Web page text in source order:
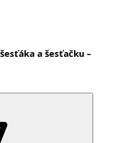
a šesťačku –